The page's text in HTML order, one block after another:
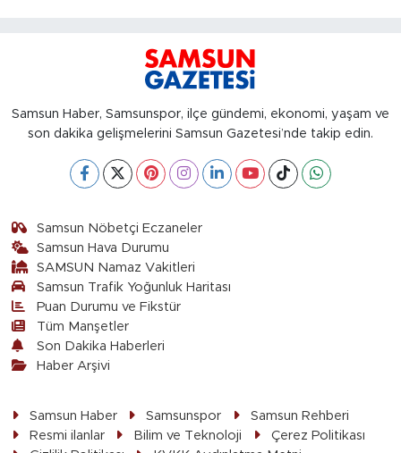
Samsun Haber, Samsunspor, ilçe gündemi, ekonomi, yaşam ve
son dakika gelişmelerini Samsun Gazetesi’nde takip edin.
Samsun Nöbetçi Eczaneler
Samsun Hava Durumu
SAMSUN Namaz Vakitleri
Samsun Trafik Yoğunluk Haritası
Puan Durumu ve Fikstür
Tüm Manşetler
Son Dakika Haberleri
Haber Arşivi
Samsun Haber Samsunspor
Samsun Rehberi
Resmi ilanlar
Bilim ve Teknoloji
Çerez Politikası